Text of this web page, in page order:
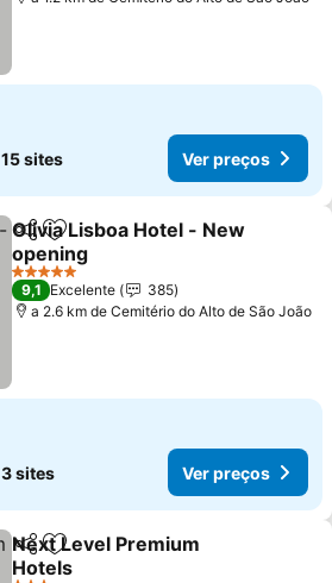
15 sites Ver preços
PartilharAdicionar aos favoritos
Olivia Lisboa Hotel - New
opening
5 Estrelas
9,1 Excelente
385
a 2.6 km de Cemitério do Alto de São João
3 sites Ver preços
PartilharAdicionar aos favoritos
Next Level Premium
Hotels